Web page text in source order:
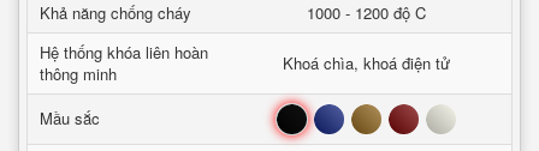
Khả năng chống cháy
1000 - 1200 độ C
Hệ thống khóa liên hoàn
thông minh
Khoá chìa, khoá điện tử
Mầu sắc Đen Xanh Nâu Đỏ Trắng